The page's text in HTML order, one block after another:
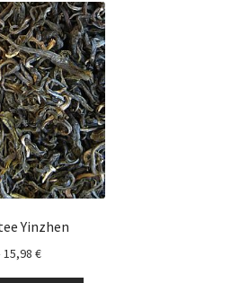
Yinzhen
15,98€Hintaluokka: